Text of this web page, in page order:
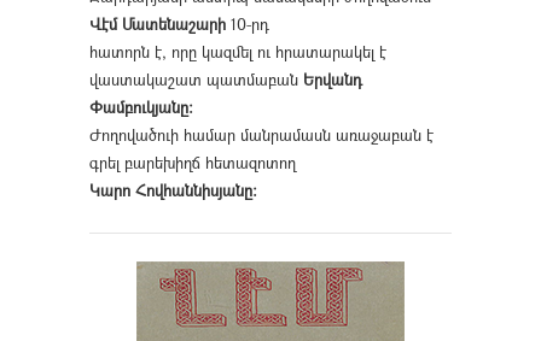
Վէմ Մատենաշարի 10-րդ
հատորն է, որը կազմել ու հրատարակել է
վաստակաշատ պատմաբան Երվանդ
Փամբուկյանը։
Ժողովածուի համար մանրամասն առաջաբան է
գրել բարեխիղճ հետազոտող
Կարո Հովհաննիսյանը։